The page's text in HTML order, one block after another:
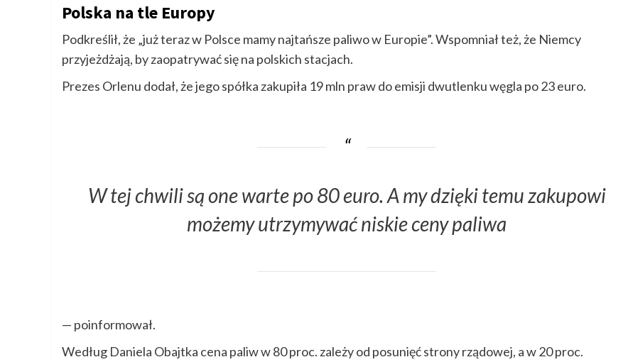
Polska na tle Europy
Podkreślił, że „już teraz w Polsce mamy najtańsze paliwo w Europie”. Wspomniał też, że Niemcy
przyjeżdżają, by zaopatrywać się na polskich stacjach.
Prezes Orlenu dodał, że jego spółka zakupiła 19 mln praw do emisji dwutlenku węgla po 23 euro.
W tej chwili są one warte po 80 euro. A my dzięki temu zakupowi
możemy utrzymywać niskie ceny paliwa
— poinformował.
Według Daniela Obajtka cena paliw w 80 proc. zależy od posunięć strony rządowej, a w 20 proc.